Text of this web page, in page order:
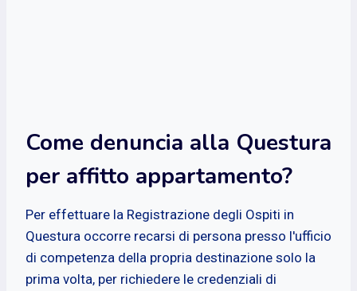
Come denuncia alla Questura
per affitto appartamento?
Per effettuare la Registrazione degli Ospiti in
Questura occorre recarsi di persona presso l'ufficio
di competenza della propria destinazione solo la
prima volta, per richiedere le credenziali di